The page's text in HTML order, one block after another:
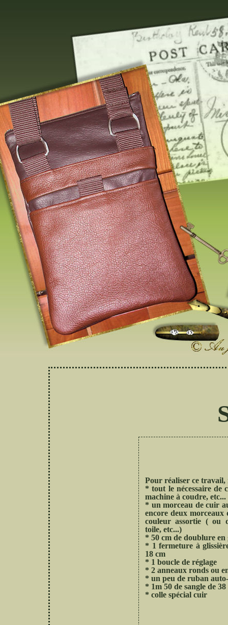
Pour réaliser ce
* tout le nécessaire de
machine à coudre, etc...
* un morceau de cuir
encore deux morceaux
couleur assortie ( ou
toile, etc...)
* 50 cm de doublure
* 1 fermeture à
18 cm
* 1 boucle de réglage
* 2 anneaux ronds ou
* un peu de ruban
* 1m 50 de sangle de
* colle spécial cuir